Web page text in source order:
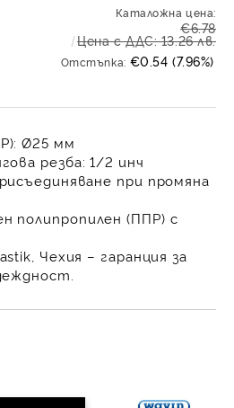
Каталожна цена:
€6.78
Цена с ДДС: 13.26 лв.
Отстъпка: €0.54 (7.96%)
Ø25 мм
резба: 1/2 инч
при промяна
полипропилен (ППР) с
Чехия – гаранция за